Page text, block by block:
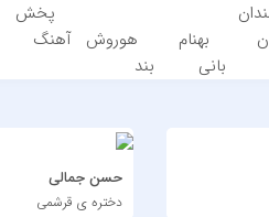
بهنام
بانی
هوروش
بند
پخش
آهنگ
حسن جمالی
دختره ی قرشمی